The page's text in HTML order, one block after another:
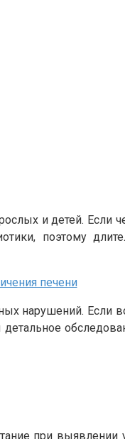
и детей. Если
поэтому
печени
нарушений. Если
при выявлении